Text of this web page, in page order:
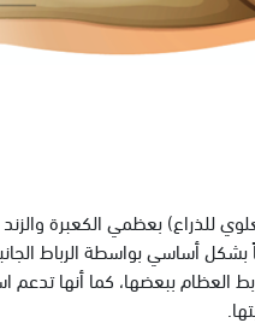
للذراع) بعظمي الكعبرة
أساسي بواسطة الرباط
العظام ببعضها، كما أنها تدعم